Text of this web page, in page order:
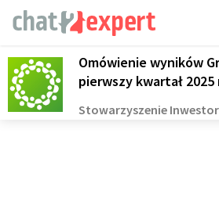
Omówienie wyników
pierwszy kwartał 2025
Stowarzyszenie